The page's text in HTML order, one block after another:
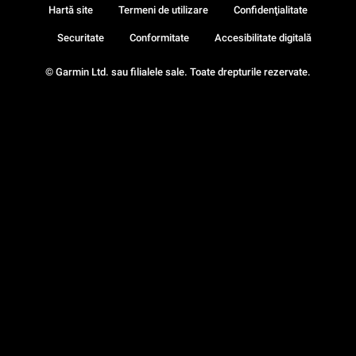
© Garmin Ltd. sau filialele sale. Toate drepturile rezervate.
Hartă site Termeni de utilizare Confidenţialitate
Securitate Conformitate Accesibilitate digitală